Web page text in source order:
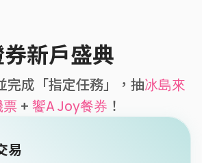
新戶盛典
完成「指定任務」，抽冰島來
票 + 饗A Joy餐券 ！
易